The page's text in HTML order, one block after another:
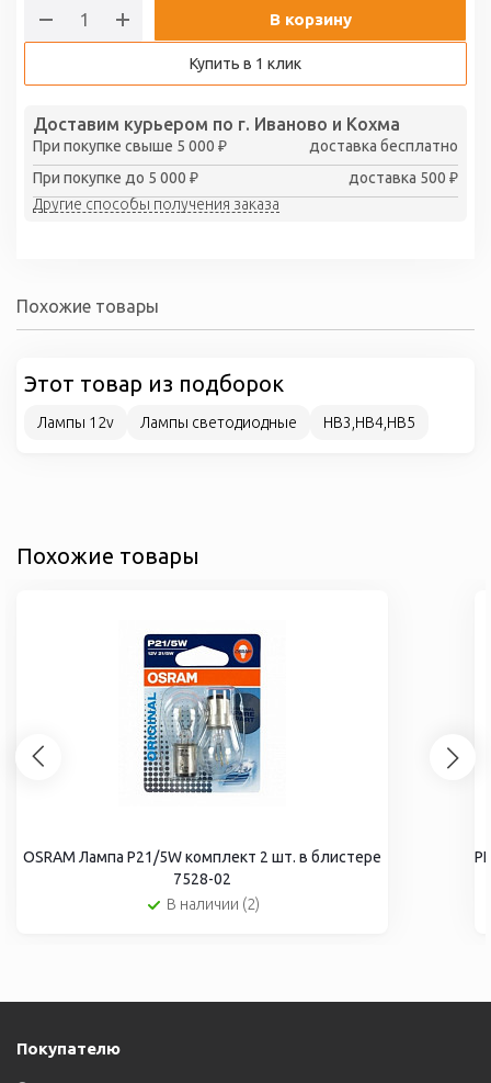
В корзину
Купить в 1 клик
Доставим курьером по г. Иваново и Кохма
При покупке свыше 5 000 ₽
доставка бесплатно
При покупке до 5 000 ₽
доставка 500 ₽
Другие способы получения заказа
Похожие товары
Этот товар из подборок
Лампы 12v Лампы светодиодные HB3,HB4,HB5
Похожие товары
OSRAM Лампа P21/5W комплект 2 шт. в блистере
7528-02
В наличии (2)
Покупателю